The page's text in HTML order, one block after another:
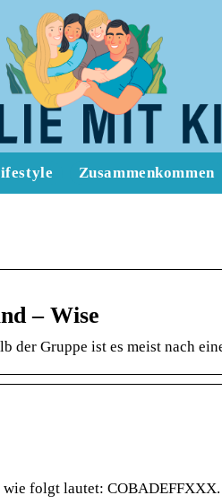
Zusammenkommen
– Wise
Gruppe ist es meist nach
folgt lautet: